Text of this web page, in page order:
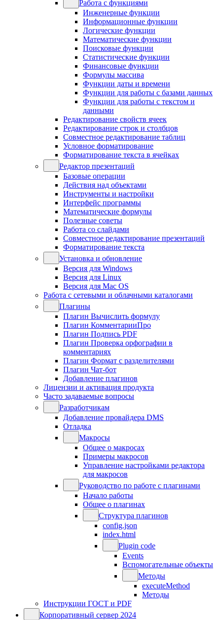
Работа с функциями
Инженерные функции
Информационные функции
Логические функции
Математические функции
Поисковые функции
Статистические функции
Финансовые функции
Формулы массива
Функции даты и времени
Функции для работы с базами данных
Функции для работы с текстом и
данными
Редактирование свойств ячеек
Редактирование строк и столбцов
Совместное редактирование таблиц
Условное форматирование
Форматирование текста в ячейках
Редактор презентаций
Базовые операции
Действия над объектами
Инструменты и настройки
Интерфейс программы
Математические формулы
Полезные советы
Работа со слайдами
Совместное редактирование презентаций
Форматирование текста
Установка и обновление
Версия для Windows
Версия для Linux
Версия для Mac OS
Работа с сетевыми и облачными каталогами
Плагины
Плагин Вычислить формулу
Плагин КомментарииПро
Плагин Подпись PDF
Плагин Проверка орфографии в
комментариях
Плагин Формат с разделителями
Плагин Чат-бот
Добавление плагинов
Лицензии и активация продукта
Часто задаваемые вопросы
Разработчикам
Добавление провайдера DMS
Отладка
Макросы
Общее о макросах
Примеры макросов
Управление настройками редактора
для макросов
Руководство по работе с плагинами
Начало работы
Общее о плагинах
Структура плагинов
config.json
index.html
Plugin code
Events
Вспомогательные объекты
Методы
executeMethod
Методы
Инструкции ГОСТ и PDF
Корпоративный сервер 2024